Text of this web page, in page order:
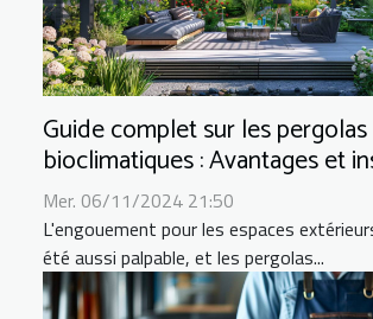
Guide complet sur les pergolas
bioclimatiques : Avantages et
Mer. 06/11/2024 21:50
L'engouement pour les espaces
été aussi palpable, et les pergolas...